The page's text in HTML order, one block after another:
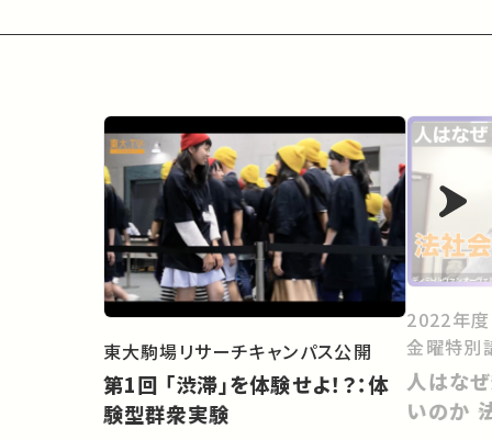
東大駒場リサーチキャンパス公開
第1回 「渋滞」を体験せよ！？：体
験型群衆実験
2022年度
金曜特別
人はな
いのか